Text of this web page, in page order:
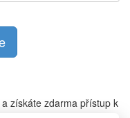
a získáte zdarma přístup k